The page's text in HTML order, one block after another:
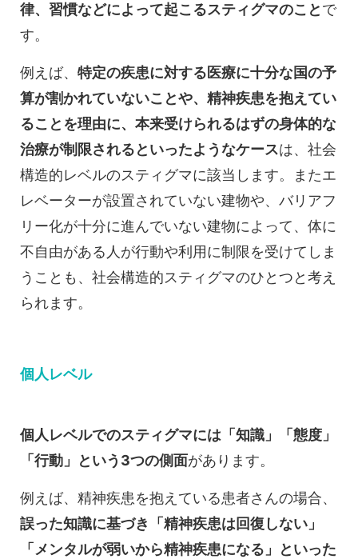
律、習慣などによって起こるスティグマのことで
す。
例えば、 特定の疾患に対する医療に十分な国の予
算が割かれていないことや、精神疾患を抱えてい
ることを理由に、本来受けられるはずの身体的な
治療が制限されるといったようなケースは、社会
構造的レベルのスティグマに該当します。またエ
レベーターが設置されていない建物や、バリアフ
リー化が十分に進んでいない建物によって、体に
不自由がある人が行動や利用に制限を受けてしま
うことも、社会構造的スティグマのひとつと考え
られます。
個人レベル
個人レベルでのスティグマには「知識」「態度」
「行動」という3つの側面があります。
例えば、精神疾患を抱えている患者さんの場合、
誤った知識に基づき「精神疾患は回復しない」
「メンタルが弱いから精神疾患になる」といった